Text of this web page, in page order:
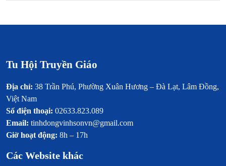
Tu Hội Truyền Giáo
Địa chỉ: 38 Trần Phú, Phường Xuân Hương – Đà Lạt, Lâm Đồng,
Việt Nam
Số điện thoại: 02633.823.089
Email: tinhdongvinhsonvn@gmail.com
Giờ hoạt động: 8h – 17h
Các Website khác